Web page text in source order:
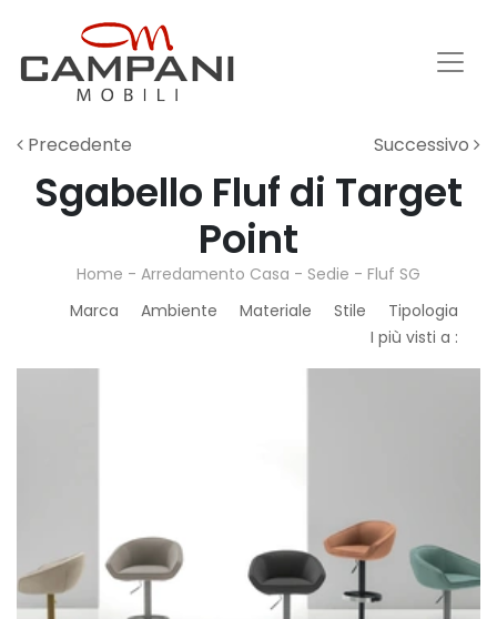
Precedente Successivo
Sgabello Fluf di Target
Point
Home - Arredamento Casa - Sedie - Fluf SG
Marca
Ambiente Materiale Stile
Tipologia
I più visti a :